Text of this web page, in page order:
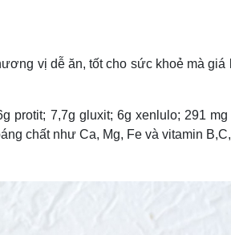
Hậu trường
Sân khấu - Điện ảnh
Văn học
Âm nhạc
vị dễ ăn, tốt cho sức khoẻ mà giá
protit; 7,7g gluxit; 6g xenlulo; 291
chất như Ca, Mg, Fe và vitamin